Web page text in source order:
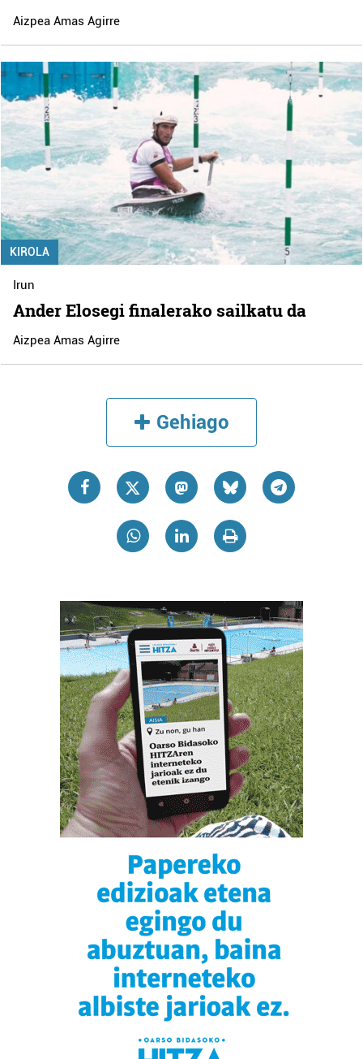
Aizpea Amas Agirre
KIROLA
Irun
Ander Elosegi finalerako sailkatu da
Aizpea Amas Agirre
Gehiago